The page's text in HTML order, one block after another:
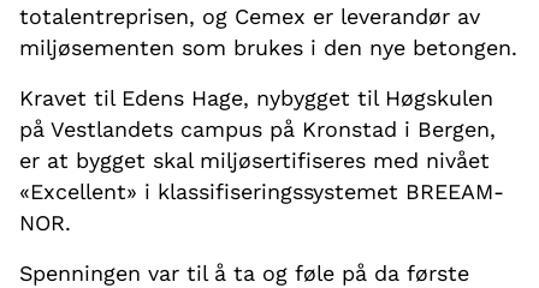
totalentreprisen, og Cemex er leverandør av
miljøsementen som brukes i den nye betongen.
Kravet til Edens Hage, nybygget til Høgskulen
på Vestlandets campus på Kronstad i Bergen,
er at bygget skal miljøsertifiseres med nivået
«Excellent» i klassifiseringssystemet BREEAM-
NOR.
Spenningen var til å ta og føle på da første